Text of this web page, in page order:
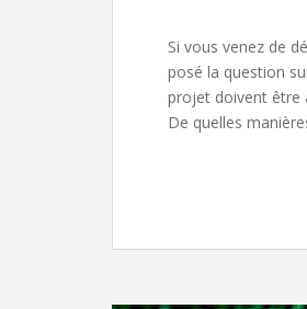
Si vous venez de
posé la question
projet doivent être
De quelles